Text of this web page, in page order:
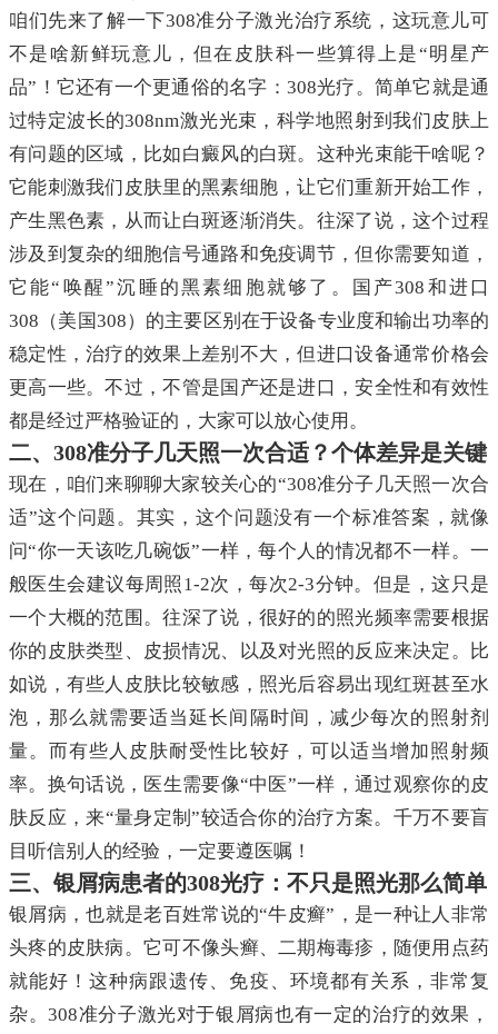
咱们先来了解一下308准分子激光治疗系统，这玩意儿可
不是啥新鲜玩意儿，但在皮肤科一些算得上是“明星产
品”！它还有一个更通俗的名字：308光疗。简单它就是通
过特定波长的308nm激光光束，科学地照射到我们皮肤上
有问题的区域，比如白癜风的白斑。这种光束能干啥呢？
它能刺激我们皮肤里的黑素细胞，让它们重新开始工作，
产生黑色素，从而让白斑逐渐消失。往深了说，这个过程
涉及到复杂的细胞信号通路和免疫调节，但你需要知道，
它能“唤醒”沉睡的黑素细胞就够了。国产308和进口
308（美国308）的主要区别在于设备专业度和输出功率的
稳定性，治疗的效果上差别不大，但进口设备通常价格会
更高一些。不过，不管是国产还是进口，安全性和有效性
都是经过严格验证的，大家可以放心使用。
二、308准分子几天照一次合适？个体差异是关键
现在，咱们来聊聊大家较关心的“308准分子几天照一次合
适”这个问题。其实，这个问题没有一个标准答案，就像
问“你一天该吃几碗饭”一样，每个人的情况都不一样。一
般医生会建议每周照1-2次，每次2-3分钟。但是，这只是
一个大概的范围。往深了说，很好的的照光频率需要根据
你的皮肤类型、皮损情况、以及对光照的反应来决定。比
如说，有些人皮肤比较敏感，照光后容易出现红斑甚至水
泡，那么就需要适当延长间隔时间，减少每次的照射剂
量。而有些人皮肤耐受性比较好，可以适当增加照射频
率。换句话说，医生需要像“中医”一样，通过观察你的皮
肤反应，来“量身定制”较适合你的治疗方案。千万不要盲
目听信别人的经验，一定要遵医嘱！
三、银屑病患者的308光疗：不只是照光那么简单
银屑病，也就是老百姓常说的“牛皮癣”，是一种让人非常
头疼的皮肤病。它可不像头癣、二期梅毒疹，随便用点药
就能好！这种病跟遗传、免疫、环境都有关系，非常复
杂。308准分子激光对于银屑病也有一定的治疗的效果，